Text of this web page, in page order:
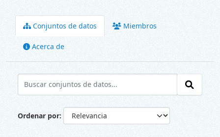
Conjuntos de datos Miembros
Acerca de
Ordenar por